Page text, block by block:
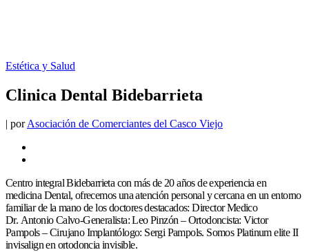
Estética y Salud
Clinica Dental Bidebarrieta
| porAsociación de Comerciantes del Casco Viejo
Centro integral Bidebarrieta con más de 20 años de experiencia en
medicina Dental, ofrecemos una atención personal y cercana en un entorno
familiar de la mano de los doctores destacados: Director Medico
Dr. Antonio Calvo-Generalista: Leo Pinzón – Ortodoncista: Victor
Pampols – Cirujano Implantólogo: Sergi Pampols. Somos Platinum elite II
invisalign en ortodoncia invisible.